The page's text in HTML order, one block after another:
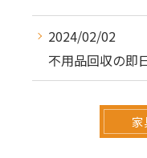
2024/02/02
不用品回収の即